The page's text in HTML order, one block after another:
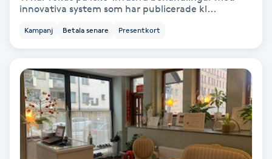
Fotsvamp
Fotvård
Fransar
Fransborttagning
innovativa system som har publicerade kl...
Kampanj Betala senare Presentkort